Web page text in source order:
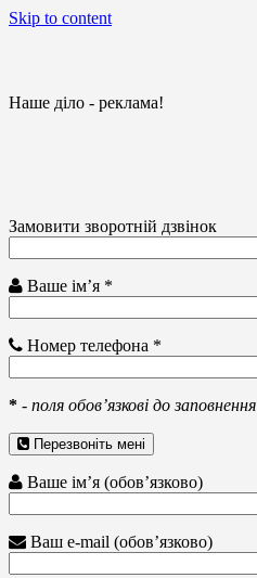
Skip to content
Наше діло - реклама!
Замовити зворотній дзвінок
Ваше ім’я *
Номер телефона *
* - поля обов’язкові до заповнення
Перезвоніть мені
Ваше ім’я (обов’язково)
Ваш e-mail (обов’язково)